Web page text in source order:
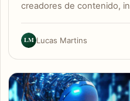
creadores de contenido,
LM Lucas Martins